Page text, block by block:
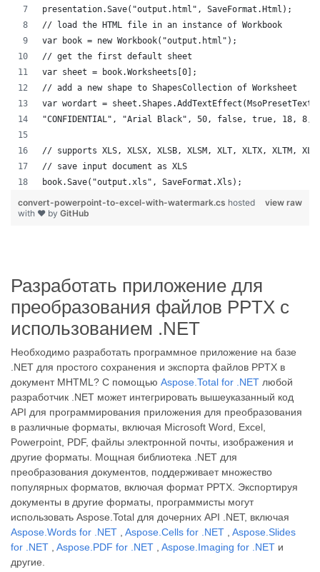
presentation.Save("output.html", SaveFormat.Html);
// load the HTML file in an instance of Workbook
var book = new Workbook("output.html");
// get the first default sheet
var sheet = book.Worksheets[0];
// add a new shape to ShapesCollection of Worksheet
var wordart =
"CONFIDENTIAL", "Arial Black", 50, false, true, 18, 8,
// supports XLS, XLSX, XLSB, XLSM, XLT, XLTX, XLTM,
// save input document as XLS
book.Save("output.xls", SaveFormat.Xls);
view raw
convert-powerpoint-to-excel-with-watermark.cs hosted
with ❤ by GitHub
Разработать приложение для
преобразования файлов PPTX с
использованием .NET
Необходимо разработать программное приложение на базе
.NET для простого сохранения и экспорта файлов PPTX в
документ MHTML? С помощью Aspose.Total for .NET любой
разработчик .NET может интегрировать вышеуказанный код
API для программирования приложения для преобразования
в различные форматы, включая Microsoft Word, Excel,
Powerpoint, PDF, файлы электронной почты, изображения и
другие форматы. Мощная библиотека .NET для
преобразования документов, поддерживает множество
популярных форматов, включая формат PPTX. Экспортируя
документы в другие форматы, программисты могут
использовать Aspose.Total для дочерних API .NET, включая
Aspose.Words for .NET
Aspose.Cells for .NET
Aspose.Slides
for .NET
Aspose.PDF for .NET Aspose.Imaging for .NET и
другие.